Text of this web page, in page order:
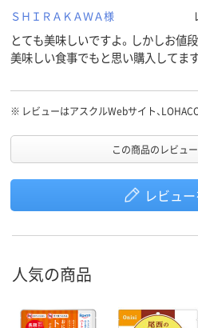
ＳＨＩＲＡＫＡＷＡ様
とても美味しいですよ。しかしお値段
美味しい食事でもと思い購入してます
※ レビューはアスクルWebサイト、
この商品のレビュ
レビュ
人気の商品